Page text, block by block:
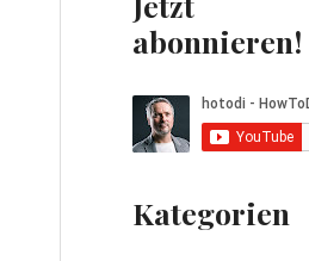
abonnieren!
Kategorien